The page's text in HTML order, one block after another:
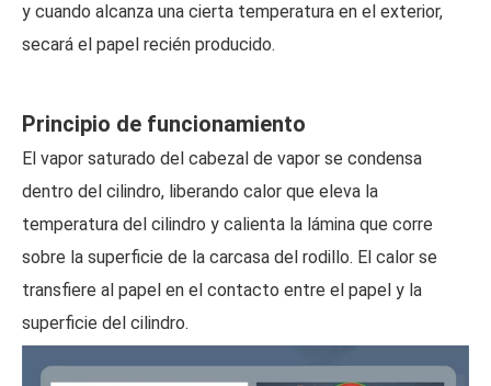
y cuando alcanza una cierta temperatura en el exterior,
secará el papel recién producido.
Principio de funcionamiento
El vapor saturado del cabezal de vapor se condensa
dentro del cilindro, liberando calor que eleva la
temperatura del cilindro y calienta la lámina que corre
sobre la superficie de la carcasa del rodillo. El calor se
transfiere al papel en el contacto entre el papel y la
superficie del cilindro.